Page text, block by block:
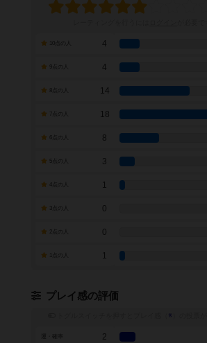
4
4
14
7点の人 18
8
3
1
0
0
1
プレイ感の評価
※
2